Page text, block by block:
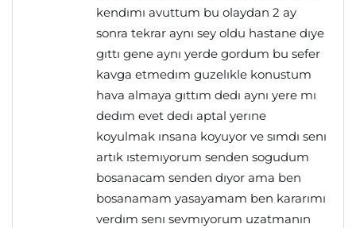
kendımı avuttum bu olaydan 2 ay
sonra tekrar aynı sey oldu hastane dıye
gıttı gene aynı yerde gordum bu sefer
kavga etmedım guzelıkle konustum
hava almaya gıttım dedı aynı yere mı
dedım evet dedı aptal yerıne
koyulmak ınsana koyuyor ve sımdı senı
artık ıstemıyorum senden sogudum
bosanacam senden dıyor ama ben
bosanamam yasayamam ben kararımı
verdım senı sevmıyorum uzatmanın